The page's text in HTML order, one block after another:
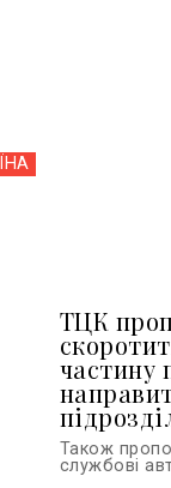
ТЦК
частину
Також
службові